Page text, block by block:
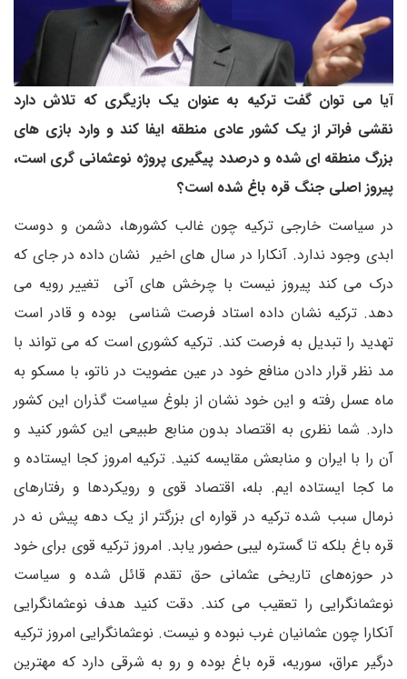
آیا می توان گفت ترکیه به عنوان یک بازیگری که تلاش دارد
نقشی فراتر از یک کشور عادی منطقه ایفا کند و وارد بازی های
بزرگ منطقه ای شده و درصدد پیگیری پروژه نوعثمانی گری است،
پیروز اصلی جنگ قره باغ شده است؟
در سیاست خارجی ترکیه چون غالب کشورها، دشمن و دوست
ابدی وجود ندارد. آنکارا در سال های اخیر نشان داده در جای که
درک می کند پیروز نیست با چرخش های آنی تغییر رویه می
دهد. ترکیه نشان داده استاد فرصت شناسی بوده و قادر است
تهدید را تبدیل به فرصت کند. ترکیه کشوری است که می تواند با
مد نظر قرار دادن منافع خود در عین عضویت در ناتو، با مسکو به
ماه عسل رفته و این خود نشان از بلوغ سیاست گذران این کشور
دارد. شما نظری به اقتصاد بدون منابع طبیعی این کشور کنید و
آن را با ایران و منابعش مقایسه کنید. ترکیه امروز کجا ایستاده و
ما کجا ایستاده ایم. بله، اقتصاد قوی و رویکردها و رفتارهای
نرمال سبب شده ترکیه در قواره ای بزرگتر از یک دهه پیش نه در
قره باغ بلکه تا گستره لیبی حضور یابد. امروز ترکیه قوی برای خود
در حوزه‌های تاریخی عثمانی حق تقدم قائل شده و سیاست
نوعثمانگرایی را تعقیب می کند. دقت کنید هدف نوعثمانگرایی
آنکارا چون عثمانیان غرب نبوده و نیست. نوعثمانگرایی امروز ترکیه
درگیر عراق‌، سوریه، قره باغ بوده و رو به شرقی دارد که مهترین